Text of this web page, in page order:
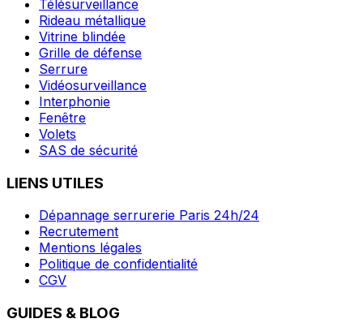
Télésurveillance
Rideau métallique
Vitrine blindée
Grille de défense
Serrure
Vidéosurveillance
Interphonie
Fenêtre
Volets
SAS de sécurité
LIENS UTILES
Dépannage serrurerie Paris 24h/24
Recrutement
Mentions légales
Politique de confidentialité
CGV
GUIDES & BLOG